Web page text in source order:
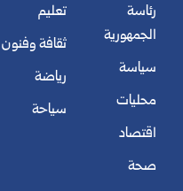
رئاسة
الجمهورية
سياسة
محليات
اقتصاد
صحة
تعليم
ثقافة وفنون
رياضة
سياحة